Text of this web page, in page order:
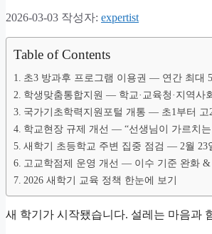
2026-03-03 작성자: expertist
Table of Contents
초3 방과후 프로그램 이용권 — 연간 최대
학생맞춤통합지원 — 학교·교육청·지역사
국가기초학력지원포털 개통 — 초1부터 고
학교현장 규제 개선 — “선생님이 가르치
새학기 초등학교 주변 집중 점검 — 2월 23
고교학점제 운영 개선 — 이수 기준 완화 &
2026 새학기 교육 정책 한눈에 보기
새 학기가 시작됐습니다. 설레는 마음과